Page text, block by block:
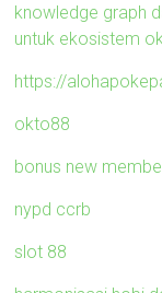
knowledge graph
untuk ekosistem
https://
okto88
bonus new
nypd ccrb
slot 88